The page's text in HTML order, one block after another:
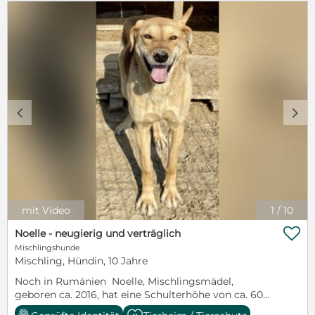
1 / 10
c d
mit Video
Noelle - neugierig und verträglich
Mischlingshunde
Mischling, Hündin, 10 Jahre
Noch in Rumänien Noelle, Mischlingsmädel,
geboren ca. 2016, hat eine Schulterhöhe von ca. 60
cm und wiegt etwa 20 kg. Sie ist vom Körperbau
